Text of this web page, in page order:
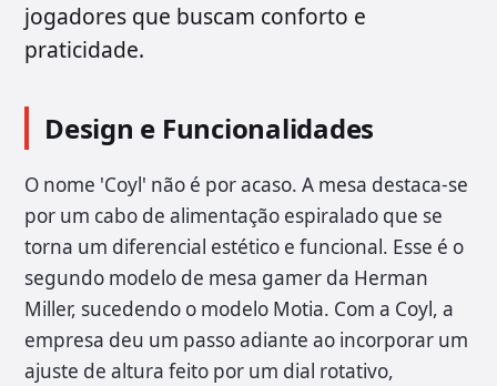
jogadores que buscam conforto e
praticidade.
Design e Funcionalidades
O nome 'Coyl' não é por acaso. A mesa destaca-se
por um cabo de alimentação espiralado que se
torna um diferencial estético e funcional. Esse é o
segundo modelo de mesa gamer da Herman
Miller, sucedendo o modelo Motia. Com a Coyl, a
empresa deu um passo adiante ao incorporar um
ajuste de altura feito por um dial rotativo,